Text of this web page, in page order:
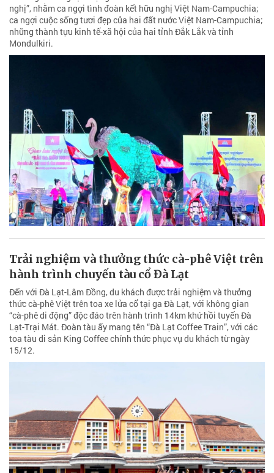
nghị”, nhằm ca ngợi tình đoàn kết hữu nghị Việt Nam-Campuchia;
ca ngợi cuộc sống tươi đẹp của hai đất nước Việt Nam-Campuchia;
những thành tựu kinh tế-xã hội của hai tỉnh Đắk Lắk và tỉnh
Mondulkiri.
Trải nghiệm và thưởng thức cà-phê Việt trên
hành trình chuyến tàu cổ Đà Lạt
Đến với Đà Lạt-Lâm Đồng, du khách được trải nghiệm và thưởng
thức cà-phê Việt trên toa xe lửa cổ tại ga Đà Lạt, với không gian
“cà-phê di động” độc đáo trên hành trình 14km khứ hồi tuyến Đà
Lạt-Trại Mát. Đoàn tàu ấy mang tên “Đà Lạt Coffee Train”, với các
toa tàu di sản King Coffee chính thức phục vụ du khách từ ngày
15/12.